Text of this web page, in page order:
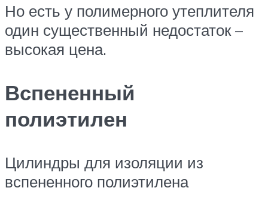
Но есть у полимерного утеплителя
один существенный недостаток –
высокая цена.
Вспененный
полиэтилен
Цилиндры для изоляции из
вспененного полиэтилена